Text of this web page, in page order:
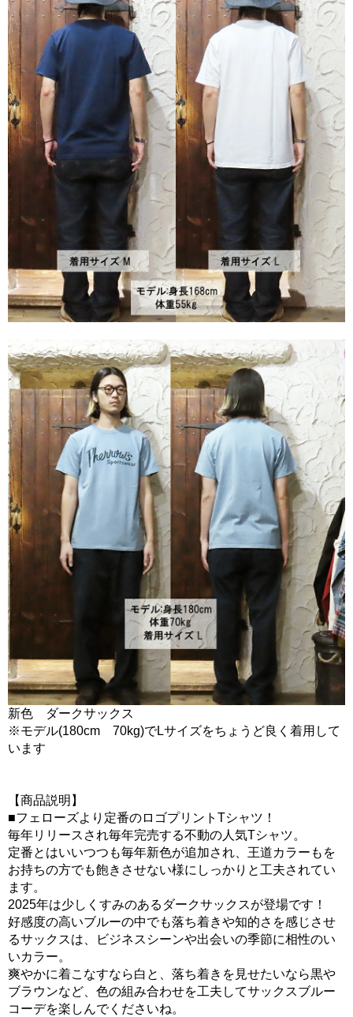
新色 ダークサックス
※モデル(180cm 70kg)でLサイズをちょうど良く着用して
います
【商品説明】
■フェローズより定番のロゴプリントTシャツ！
毎年リリースされ毎年完売する不動の人気Tシャツ。
定番とはいいつつも毎年新色が追加され、王道カラーもを
お持ちの方でも飽きさせない様にしっかりと工夫されてい
ます。
2025年は少しくすみのあるダークサックスが登場です！
好感度の高いブルーの中でも落ち着きや知的さを感じさせ
るサックスは、ビジネスシーンや出会いの季節に相性のい
いカラー。
爽やかに着こなすなら白と、落ち着きを見せたいなら黒や
ブラウンなど、色の組み合わせを工夫してサックスブルー
コーデを楽しんでくださいね。